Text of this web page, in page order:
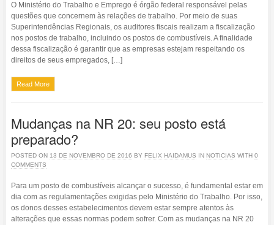
O Ministério do Trabalho e Emprego é órgão federal responsável pelas
questões que concernem às relações de trabalho. Por meio de suas
Superintendências Regionais, os auditores fiscais realizam a fiscalização
nos postos de trabalho, incluindo os postos de combustíveis. A finalidade
dessa fiscalização é garantir que as empresas estejam respeitando os
direitos de seus empregados, […]
Read More
Mudanças na NR 20: seu posto está
preparado?
POSTED ON 13 DE NOVEMBRO DE 2016 BY FELIX HAIDAMUS IN NOTICIAS WITH 0
COMMENTS
Para um posto de combustíveis alcançar o sucesso, é fundamental estar em
dia com as regulamentações exigidas pelo Ministério do Trabalho. Por isso,
os donos desses estabelecimentos devem estar sempre atentos às
alterações que essas normas podem sofrer. Com as mudanças na NR 20